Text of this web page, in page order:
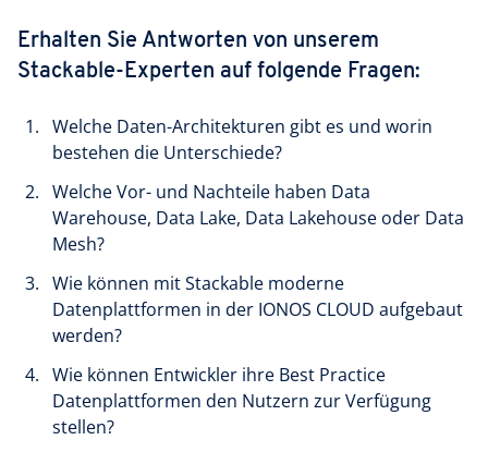
Erhalten Sie Antworten von unserem
Stackable-Experten auf folgende Fragen:
Welche Daten-Architekturen gibt es und worin
bestehen die Unterschiede?
Welche Vor- und Nachteile haben Data
Warehouse, Data Lake, Data Lakehouse oder Data
Mesh?
Wie können mit Stackable moderne
Datenplattformen in der IONOS CLOUD aufgebaut
werden?
Wie können Entwickler ihre Best Practice
Datenplattformen den Nutzern zur Verfügung
stellen?